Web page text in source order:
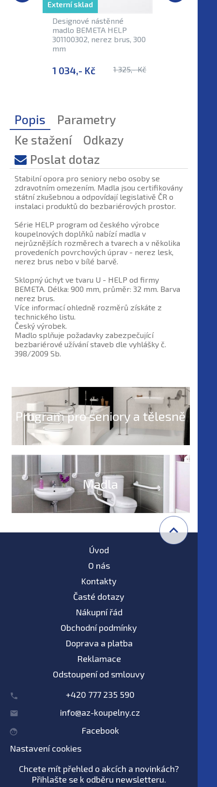
Designové nástěnné
madlo BEMETA HELP
301100302, nerez brus, 300
mm
1 034,- Kč 1 325,- Kč
Externí sklad
Popis
Parametry
Ke stažení
Odkazy
Poslat dotaz
Stabilní opora pro seniory nebo osoby se
zdravotním omezením. Madla jsou certifikovány
státní zkušebnou a odpovídají legislativě ČR o
instalaci produktů do bezbariérových prostor.
Série HELP program od českého výrobce
koupelnových doplňků nabízí madla v
nejrůznějších rozměrech a tvarech a v několika
provedeních povrchových úprav - nerez lesk,
nerez brus nebo v bílé barvě.
Sklopný úchyt ve tvaru U - HELP od firmy
BEMETA. Délka: 900 mm, průměr: 32 mm. Barva
nerez brus.
Více informací ohledně rozměrů získáte z
technického listu.
Český výrobek.
Madlo splňuje požadavky zabezpečující
bezbariérové užívání staveb dle vyhlášky č.
398/2009 Sb.
Program pro seniory a tělesně
postižené
Madla
Úvod
O nás
Kontakty
Časté dotazy
Nákupní řád
Obchodní podmínky
Doprava a platba
Reklamace
Odstoupení od smlouvy
+420 777 235 590
info@az-koupelny.cz
Facebook
Nastavení cookies
Chcete mít přehled o akcích a novinkách?
Přihlašte se k odběru newsletteru.